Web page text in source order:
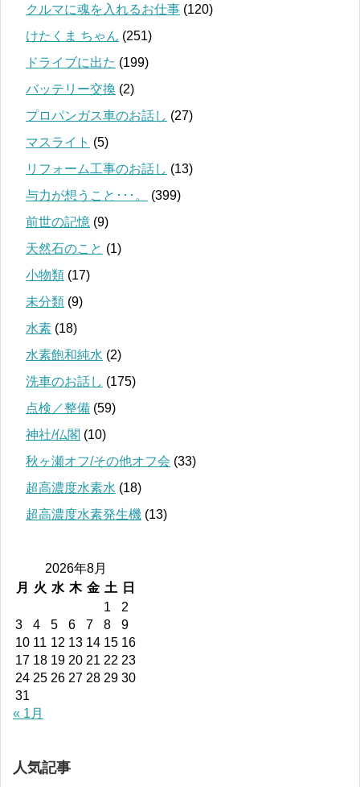
クルマに魂を入れるお仕事 (120)
けたくま ちゃん (251)
ドライブに出た (199)
バッテリー交換 (2)
プロパンガス車のお話し (27)
マスライト (5)
リフォーム工事のお話し (13)
与力が想うこと･･･。
(399)
前世の記憶 (9)
天然石のこと (1)
小物類 (17)
未分類 (9)
水素 (18)
水素飽和純水 (2)
洗車のお話し (175)
点検／整備 (59)
神社/仏閣 (10)
秋ヶ瀬オフ/その他オフ会 (33)
超高濃度水素水 (18)
超高濃度水素発生機 (13)
2026年8月
月
火 水 木 金 土
日
1
2
3
4 5 6 7 8
9
10 11 12 13 14 15 16
17 18 19 20 21 22 23
24 25 26 27 28 29 30
31
« 1月
人気記事